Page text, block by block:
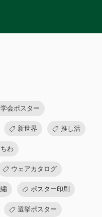
学会ポスター
新世界 推し活
わ
ウェアカタログ
ポスター印刷
選挙ポスター